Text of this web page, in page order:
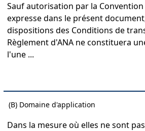
Sauf autorisation par la
expresse dans le présent
dispositions des Conditions de
Règlement d'ANA ne constituera
l'une ...
(B) Domaine d'application
Dans la mesure où elles ne sont